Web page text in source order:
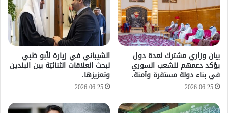
بيان وزاري مشترك لعدة دول
يؤكد دعمهم للشعب السوري
في بناء دولة مستقرة وآمنة.
2026-06-25
الشيباني في زيارة لأبو ظبي
لبحث العلاقات الثنائيّة بين البلدين
وتعزيزها.
2026-06-25